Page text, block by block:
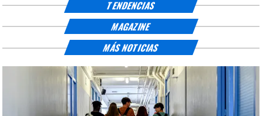
TENDENCIAS
MAGAZINE
MÁS NOTICIAS